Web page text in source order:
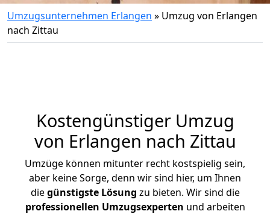
Umzugsunternehmen Erlangen » Umzug von Erlangen
nach Zittau
Kostengünstiger Umzug
von Erlangen nach Zittau
Umzüge können mitunter recht kostspielig sein,
aber keine Sorge, denn wir sind hier, um Ihnen
diegünstigste Lösung zu bieten. Wir sind die
professionellen Umzugsexperten und arbeiten